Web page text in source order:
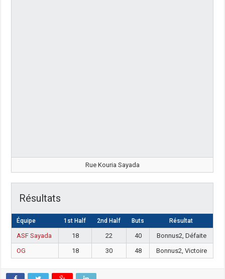
Rue Kouria Sayada
Résultats
Équipe 1st Half 2nd Half Buts Résultat
ASF Sayada 18 22 40
Bonnus2, Défaite
OG
18 30 48 Bonnus2, Victoire